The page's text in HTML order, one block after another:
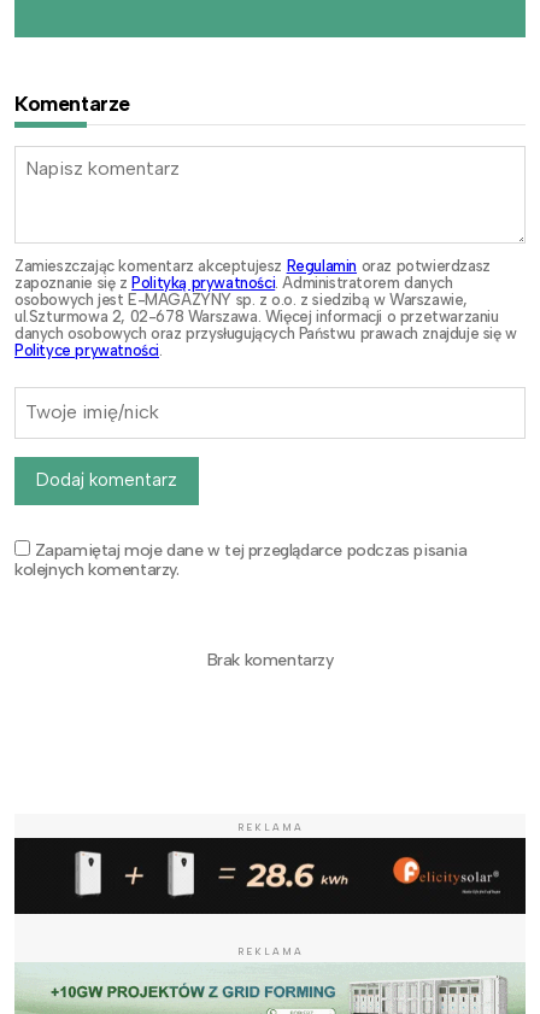
Komentarze
Zamieszczając komentarz akceptujesz Regulamin oraz potwierdzasz
zapoznanie się z Polityką prywatności. Administratorem danych
osobowych jest E-MAGAZYNY sp. z o.o. z siedzibą w Warszawie,
ul.Szturmowa 2, 02-678 Warszawa. Więcej informacji o przetwarzaniu
danych osobowych oraz przysługujących Państwu prawach znajduje się w
Polityce prywatności.
Zapamiętaj moje dane w tej przeglądarce podczas pisania
kolejnych komentarzy.
Dodaj komentarz
Brak komentarzy
REKLAMA
REKLAMA